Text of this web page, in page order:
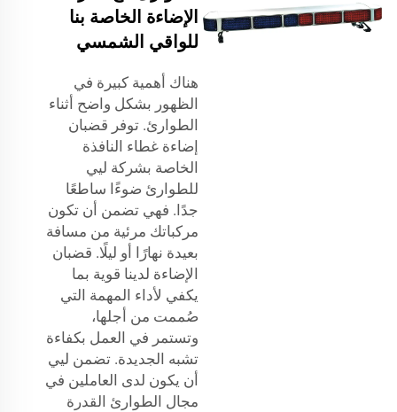
الإضاءة الخاصة بنا
للواقي الشمسي
هناك أهمية كبيرة في
الظهور بشكل واضح أثناء
الطوارئ. توفر قضبان
إضاءة غطاء النافذة
الخاصة بشركة ليي
للطوارئ ضوءًا ساطعًا
جدًا. فهي تضمن أن تكون
مركباتك مرئية من مسافة
بعيدة نهارًا أو ليلًا. قضبان
الإضاءة لدينا قوية بما
يكفي لأداء المهمة التي
صُممت من أجلها،
وتستمر في العمل بكفاءة
تشبه الجديدة. تضمن ليي
أن يكون لدى العاملين في
مجال الطوارئ القدرة